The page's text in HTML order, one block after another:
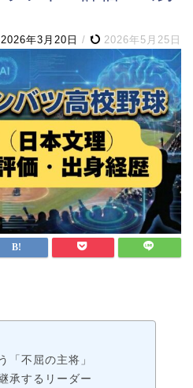
2026年3月20日 / 2026年5月25日
「不屈の主将」
承するリーダー